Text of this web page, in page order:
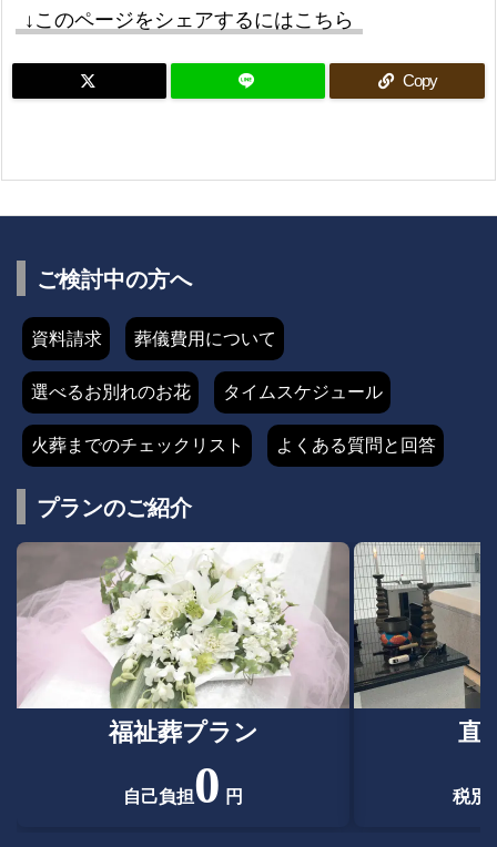
↓このページをシェアするにはこちら
Copy
ご検討中の方へ
資料請求 葬儀費用について
選べるお別れのお花 タイムスケジュール
火葬までのチェックリスト よくある質問と回答
プランのご紹介
福祉葬プラン
自己負担0 円
直
税別